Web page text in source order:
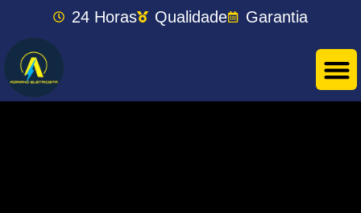
24 Horas Qualidade Garantia